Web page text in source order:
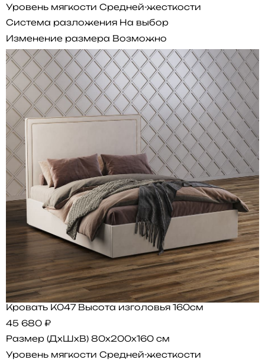
Уровень мягкости Средней-жесткости
Система разложения На выбор
Изменение размера Возможно
Кровать K047 Высота изголовья 160см
45 680 ₽
Размер (ДхШхВ) 80x200x160 см
Уровень мягкости Средней-жесткости